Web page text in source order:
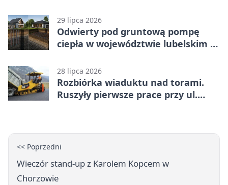
29 lipca 2026
Odwierty pod gruntową pompę
ciepła w województwie lubelskim -
28 lipca 2026
Rozbiórka wiaduktu nad torami.
Ruszyły pierwsze prace przy ul.
<< Poprzedni
Wieczór stand-up z Karolem Kopcem w
Chorzowie